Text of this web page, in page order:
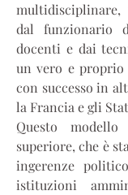
multidisciplinare,
dal funzionario
docenti e dai
un vero e proprio
con successo in
la Francia e gli
Questo modello
superiore, che è
ingerenze
istituzioni